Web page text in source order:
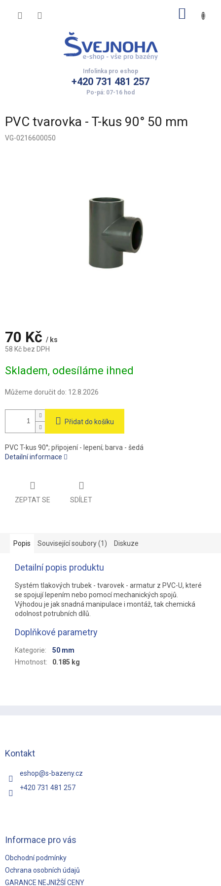
+420 731 481 257
PVC tvarovka - T-kus 90° 50 mm
VG-0216600050
70 Kč / ks
58 Kč bez DPH
cena:
Skladem, odesíláme ihned
Můžeme doručit do: 12.8.2026
Přidat do košíku
PVC T-kus 90°; připojení - lepení; barva - šedá
Detailní informace
ZEPTAT SE SDÍLET
Popis Související soubory (1) Diskuze
Detailní popis produktu
Systém tlakových trubek - tvarovek - armatur z PVC-U, které
se spojují lepením nebo pomocí mechanických spojů.
Výhodou je jak snadná manipulace i montáž, tak chemická
odolnost potrubních dílů.
Doplňkové parametry
Kategorie:
50 mm
Hmotnost: 0.185 kg
Kontakt
eshop@s-bazeny.cz
+420 731 481 257
Informace pro vás
Obchodní podmínky
Ochrana osobních údajů
GARANCE NEJNIŽŠÍ CENY